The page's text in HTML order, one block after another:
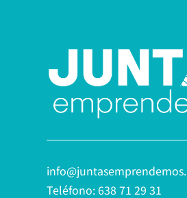
Teléfono: 638 71 29 31